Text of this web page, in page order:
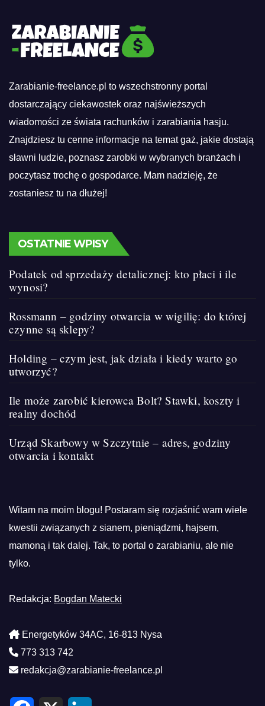
Zarabianie-freelance.pl to wszechstronny portal
dostarczający ciekawostek oraz najświeższych
wiadomości ze świata rachunków i zarabiania hasju.
Znajdziesz tu cenne informacje na temat gaż, jakie dostają
sławni ludzie, poznasz zarobki w wybranych branżach i
poczytasz trochę o gospodarce. Mam nadzieję, że
zostaniesz tu na dłużej!
OSTATNIE WPISY
Podatek od sprzedaży detalicznej: kto płaci i ile
wynosi?
Rossmann – godziny otwarcia w wigilię: do której
czynne są sklepy?
Holding – czym jest, jak działa i kiedy warto go
utworzyć?
Ile może zarobić kierowca Bolt? Stawki, koszty i
realny dochód
Urząd Skarbowy w Szczytnie – adres, godziny
otwarcia i kontakt
Witam na moim blogu! Postaram się rozjaśnić wam wiele
kwestii związanych z sianem, pieniądzmi, hajsem,
mamoną i tak dalej. Tak, to portal o zarabianiu, ale nie
tylko.
Redakcja: Bogdan Matecki
Energetyków 34AC, 16-813 Nysa
773 313 742
redakcja@zarabianie-freelance.pl
F X